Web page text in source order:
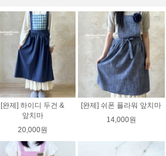
[완제] 하이디 두건 &
앞치마
20,000원
[완제] 쉬폰 플라워 앞치마
14,000원